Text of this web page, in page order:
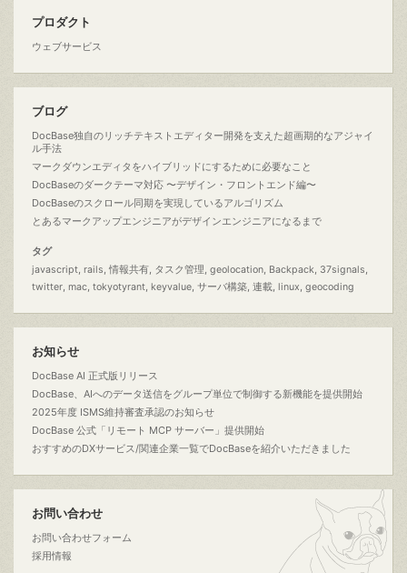
プロダクト
ウェブサービス
ブログ
DocBase独自のリッチテキストエディター開発を支えた超画期的なアジャイ
ル手法
マークダウンエディタをハイブリッドにするために必要なこと
DocBaseのダークテーマ対応 〜デザイン・フロントエンド編〜
DocBaseのスクロール同期を実現しているアルゴリズム
とあるマークアップエンジニアがデザインエンジニアになるまで
タグ
javascript rails 情報共有 タスク管理 geolocation Backpack
37signals
twitter mac tokyotyrant keyvalue サーバ構築 連載 linux geocoding
お知らせ
DocBase AI 正式版リリース
DocBase、AIへのデータ送信をグループ単位で制御する新機能を提供開始
2025年度 ISMS維持審査承認のお知らせ
DocBase 公式「リモート MCP サーバー」提供開始
おすすめのDXサービス/関連企業一覧でDocBaseを紹介いただきました
お問い合わせ
お問い合わせフォーム
採用情報